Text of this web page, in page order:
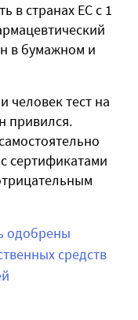
в странах ЕС с 1
в бумажном и
человек тест на
привился.
сертификатами
одобрены
средств